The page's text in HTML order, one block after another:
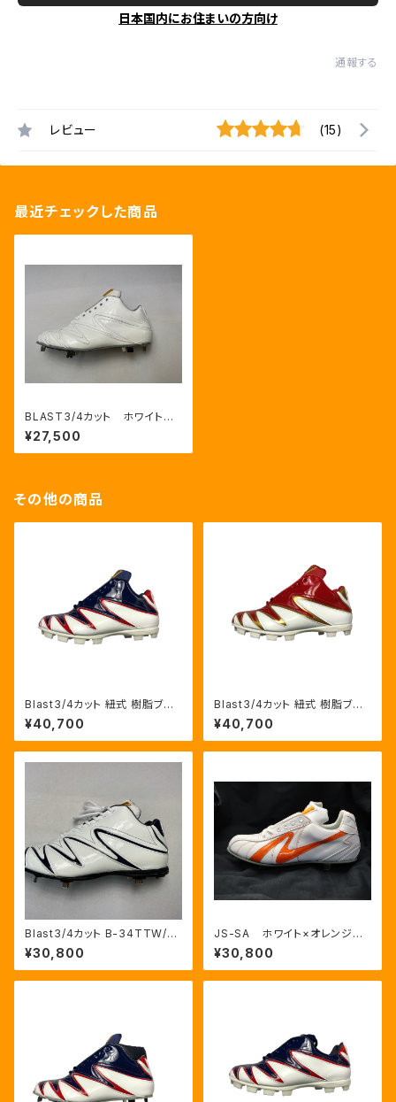
日本国内にお住まいの方向け
通報する
レビュー (15)
最近チェックした商品
BLAST3/4カット ホワイト
野手用革底1枚ソール 学生向
け
¥27,500
その他の商品
Blast3/4カット 紐式 樹脂ブロ
ックポイント カラーNVY:RED/
HWT
¥40,700
Blast3/4カット 紐式 樹脂ブロ
ックポイント カラーRED:GLD/
HWT
¥40,700
Blast3/4カット B-34TTW/G
um/NVY 樹脂底金具埋込式ス
パイク 白✖️紺
¥30,800
JS-SA ホワイト×オレンジラ
イン 野手用革底1枚ソール
紐式
¥30,800